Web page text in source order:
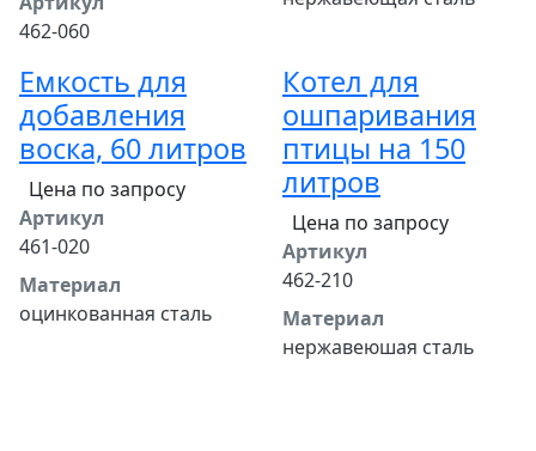
462-060
Емкость для
добавления
воска, 60 литров
Цена по запросу
Артикул
461-020
Материал
оцинкованная сталь
Котел для
ошпаривания
птицы на 150
литров
Цена по запросу
Артикул
462-210
Материал
нержавеюшая сталь